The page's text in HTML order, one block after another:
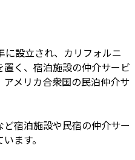
に設立され、カリフォルニ
く、宿泊施設の仲介サービ
メリカ合衆国の民泊仲介サ
宿泊施設や民宿の仲介サー
ます。